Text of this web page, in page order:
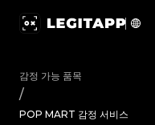
감정 가능 품목
/
POP MART 감정 서비스